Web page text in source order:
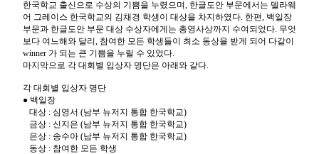
한국학교 출신으로 수상의 기쁨을 누렸으며, 한글도안 부문에서는 델라웨
어 그레이스 한국학교의 김채경 학생이 대상을 차지하였다. 한편, 백일장
부문과 한글도안 부문 대상 수상자에게는 총영사상까지 수여되었다. 무엇
보다 여느해와 달리 , 참여한 모든 학생들이 최소 동상을 받게 되어 다같이
winner 가 되는 큰 기쁨을 누릴 수 있었다.
마지막으로 각 대회별 입상자 명단은 아래와 같다.
각 대회별 입상자 명단
● 백일장
대상 : 심영서 (남부 뉴저지 통합 한국학교)
금상 : 신지은 (남부 뉴저지 통합 한국학교)
은상 : 송수아 (남부 뉴저지 통합 한국학교)
동상 : 참여한 모든 학생